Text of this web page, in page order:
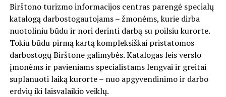
Birštono turizmo informacijos centras parengė specialų
katalogą darbostogautojams – žmonėms, kurie dirba
nuotoliniu būdu ir nori derinti darbą su poilsiu kurorte.
Tokiu būdu pirmą kartą kompleksiškai pristatomos
darbostogų Birštone galimybės. Katalogas leis verslo
įmonėms ir pavieniams specialistams lengvai ir greitai
suplanuoti laiką kurorte – nuo apgyvendinimo ir darbo
erdvių iki laisvalaikio veiklų.